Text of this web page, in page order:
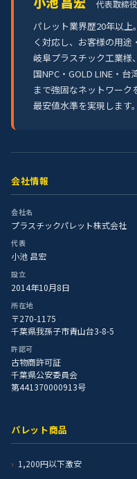
代表取締
パレット業界歴20年以
く対応し、お客様の用途
岐阜プラスチック工業様
国NPC・GOLD LINE・
まで強固なネットワー
最安値水準を実現します。
会社情報
会社名
プラスチックパレット株式会社
代表
小池 昌宏
設立
2014年10月8日
所在地
〒270-1175
千葉県我孫子市青山台3-8-5
許認可
古物商許可証
千葉県公安委員会
第441370000913号
パレット商品
1,200円以下激安